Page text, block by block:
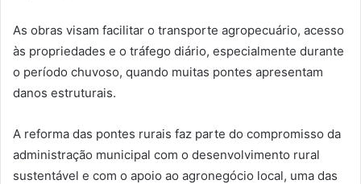
As obras visam facilitar o transporte agropecuário, acesso
às propriedades e o tráfego diário, especialmente durante
o período chuvoso, quando muitas pontes apresentam
danos estruturais.
A reforma das pontes rurais faz parte do compromisso da
administração municipal com o desenvolvimento rural
sustentável e com o apoio ao agronegócio local, uma das